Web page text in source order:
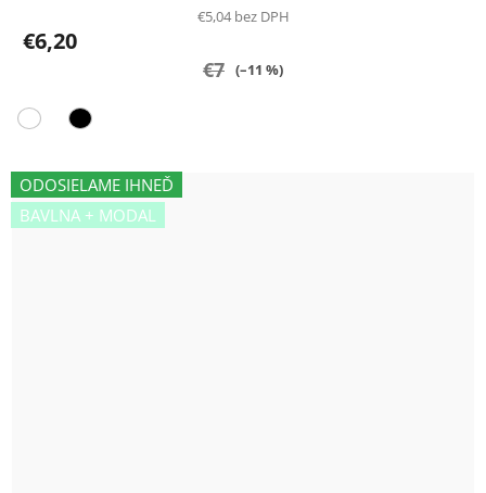
€5,04 bez DPH
€6,20
€7 (–11 %)
ODOSIELAME IHNEĎ
BAVLNA + MODAL